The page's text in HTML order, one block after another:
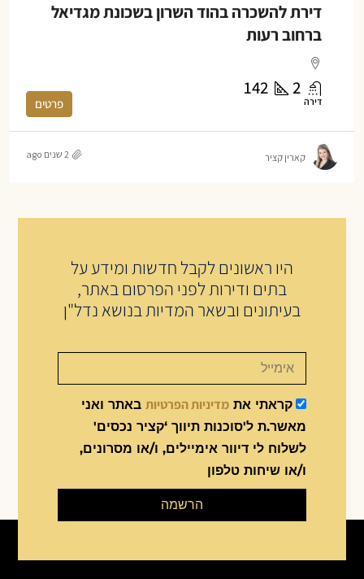
דירת להשכרה בהוד השרון בשכונת מגדיאל
ברחוב רעות
2
142
דירה פרטים
קארין קציר 2 שנים ago
היו ראשונים לקבל חדשות ומידע על
בתים ודירות לפני הפרסום באתר,
בעיתונים ובשאר המדיות בנושא נדל"ן
קראתי את מדיניות הפרטיות באתר ואני
מאשר.ת ל'סוכנות תיווך ‘קציר נכסים'
לשלוח לי דיוור אימיילים, ו/או מסרונים,
ו/או שיחות טלפון
הרשמה